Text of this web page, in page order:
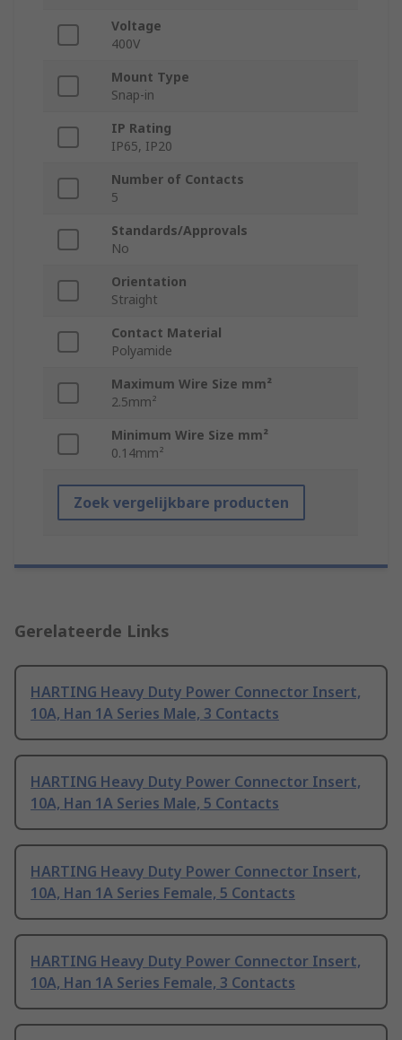
Voltage
400V
Mount Type
Snap-in
IP Rating
IP65, IP20
Number of Contacts
5
Standards/Approvals
No
Orientation
Straight
Contact Material
Polyamide
Maximum Wire Size mm²
2.5mm²
Minimum Wire Size mm²
0.14mm²
Zoek vergelijkbare producten
Gerelateerde Links
HARTING Heavy Duty Power Connector Insert,
10A, Han 1A Series Male, 3 Contacts
HARTING Heavy Duty Power Connector Insert,
10A, Han 1A Series Male, 5 Contacts
HARTING Heavy Duty Power Connector Insert,
10A, Han 1A Series Female, 5 Contacts
HARTING Heavy Duty Power Connector Insert,
10A, Han 1A Series Female, 3 Contacts